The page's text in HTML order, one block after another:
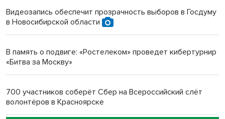
Новосибирский преподаватель с женой вошли в топ-16
Видеозапись обеспечит прозрачность выборов в Госдуму
в Новосибирской области
В память о подвиге: «Ростелеком» проведет кибертурнир
«Битва за Москву»
700 участников соберёт Сбер на Всероссийский слёт
волонтёров в Красноярске